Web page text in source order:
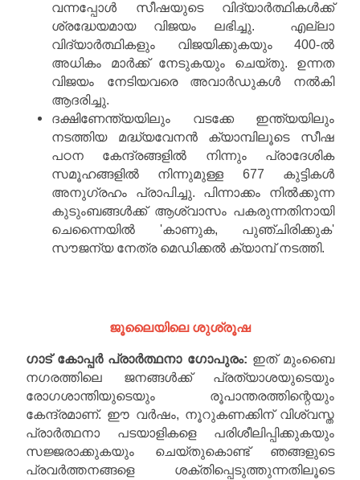
വന്നപ്പോൾ സീഷയുടെ വിദ്യാർത്ഥികൾക്ക്
ശ്രദ്ധേയമായ വിജയം ലഭിച്ചു. എല്ലാ
വിദ്യാർത്ഥികളും വിജയിക്കുകയും 400-ൽ
അധികം മാർക്ക് നേടുകയും ചെയ്തു. ഉന്നത
വിജയം നേടിയവരെ അവാർഡുകൾ നൽകി
ആദരിച്ചു.
ദക്ഷിണേന്ത്യയിലും വടക്കേ ഇന്ത്യയിലും
നടത്തിയ മദ്ധ്യവേനൻ ക്യാമ്പിലൂടെ സീഷ
പഠന കേന്ദ്രങ്ങളിൽ നിന്നും പ്രാദേശിക
സമൂഹങ്ങളിൽ നിന്നുമുള്ള 677 കുട്ടികൾ
അനുഗ്രഹം പ്രാപിച്ചു. പിന്നാക്കം നിൽക്കുന്ന
കുടുംബങ്ങൾക്ക് ആശ്വാസം പകരുന്നതിനായി
ചെന്നൈയിൽ 'കാണുക, പുഞ്ചിരിക്കുക'
സൗജന്യ നേത്ര മെഡിക്കൽ ക്യാമ്പ് നടത്തി.
ജൂലൈയിലെ ശുശ്രൂഷ
ഗാട് കോപ്പർ പ്രാർത്ഥനാ ഗോപുരം: ഇത് മുംബൈ
നഗരത്തിലെ ജനങ്ങൾക്ക് പ്രത്യാശയുടെയും
രോഗശാന്തിയുടെയും രൂപാന്തരത്തിന്റെയും
കേന്ദ്രമാണ്. ഈ വർഷം, നൂറുകണക്കിന് വിശ്വസ്ത
പ്രാർത്ഥനാ പടയാളികളെ പരിശീലിപ്പിക്കുകയും
സജ്ജരാക്കുകയും ചെയ്തുകൊണ്ട് ഞങ്ങളുടെ
പ്രവർത്തനങ്ങളെ ശക്തിപ്പെടുത്തുന്നതിലൂടെ